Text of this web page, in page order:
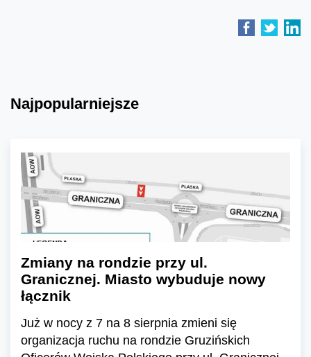
Najpopularniejsze
Zmiany na rondzie przy ul.
Granicznej. Miasto wybuduje nowy
łącznik
Już w nocy z 7 na 8 sierpnia zmieni się
organizacja ruchu na rondzie Gruzińskich